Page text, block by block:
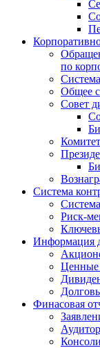
по
Общее
Совет
Система
Риск-
Информация
Ценные
Финасовая